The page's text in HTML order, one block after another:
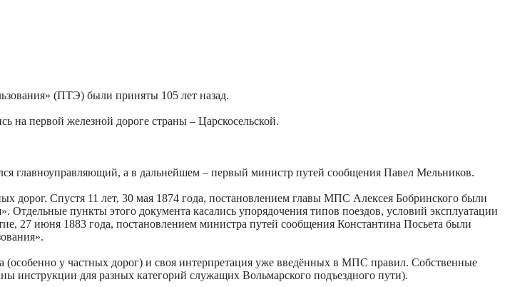
(ПТЭ) были приняты 105 лет назад.
на первой железной дороге страны – Царскосельской.
главноуправляющий, а в дальнейшем – первый министр путей сообщения Павел Мельников.
дорог. Спустя 11 лет, 30 мая 1874 года, постановлением главы МПС Алексея Бобринского были
пункты этого документа касались упорядочения типов поездов, условий эксплуатации
27 июня 1883 года, постановлением министра путей сообщения Константина Посьета были
у частных дорог) и своя интерпретация уже введённых в МПС правил. Собственные
инструкции для разных категорий служащих Вольмарского подъездного пути).